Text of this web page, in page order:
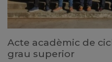
Acte acadèmic de
grau superior